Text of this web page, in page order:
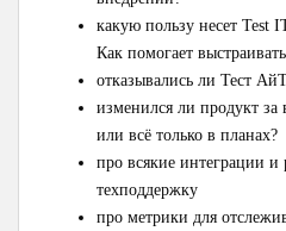
какую пользу несет Test
Как помогает
отказывались ли Тест
изменился ли продукт за
или всё только в планах?
про всякие интеграции
техподдержку
про метрики для